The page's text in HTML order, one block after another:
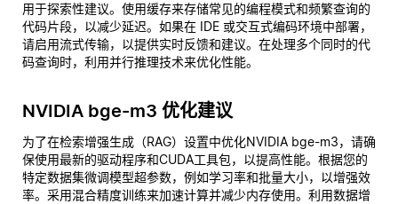
用于探索性建议。使用缓存来存储常见的编程模式和频繁查询的
代码片段，以减少延迟。如果在 IDE 或交互式编码环境中部署，
请启用流式传输，以提供实时反馈和建议。在处理多个同时的代
码查询时，利用并行推理技术来优化性能。
NVIDIA bge-m3 优化建议
为了在检索增强生成（RAG）设置中优化NVIDIA bge-m3，请确
保使用最新的驱动程序和CUDA工具包，以提高性能。根据您的
特定数据集微调模型超参数，例如学习率和批量大小，以增强效
率。采用混合精度训练来加速计算并减少内存使用。利用数据增